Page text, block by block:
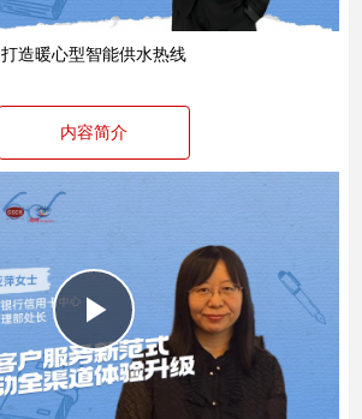
打造暖心型智能供水热线
内容简介
Play
Video